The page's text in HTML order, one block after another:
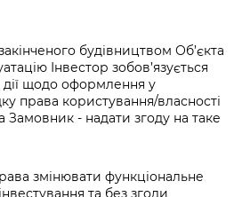
будівництвом Об’єкта
Інвестор зобов’язується
дії щодо оформлення у
права користування/власності
Замовник - надати згоду на таке
змінювати функціональне